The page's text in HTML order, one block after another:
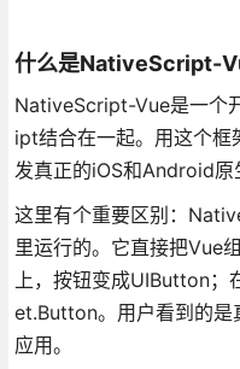
什么是NativeScript-
NativeScript-Vue是一个
ipt结合在一起。用这个框
发真正的iOS和Android原
这里有个重要区别：
里运行的。它直接把Vue
上，按钮变成UIButton
et.Button。用户看到的是
应用。